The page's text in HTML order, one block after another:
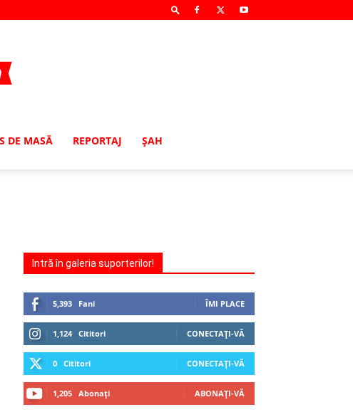
DE MASĂ REPORTAJ ŞAH
Intră în galeria suporterilor!
5,393 Fani ÎMI PLACE
1,124 Cititori CONECTAȚI-VĂ
0 Cititori CONECTAȚI-VĂ
1,205 Abonați ABONAȚI-VĂ